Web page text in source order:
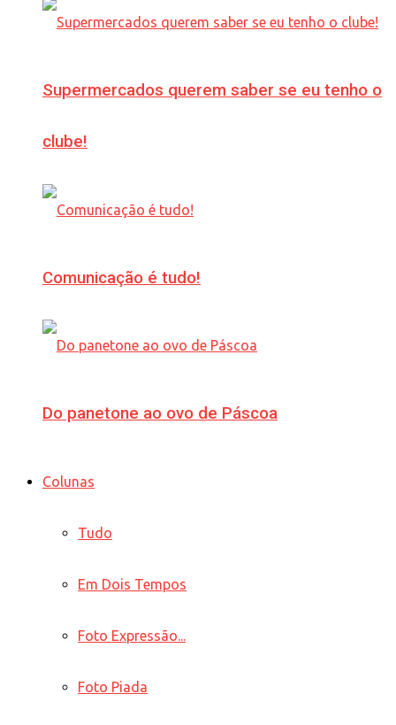
Supermercados querem saber se eu tenho o
clube!
Comunicação é tudo!
Do panetone ao ovo de Páscoa
Colunas
Tudo
Em Dois Tempos
Foto Expressão...
Foto Piada